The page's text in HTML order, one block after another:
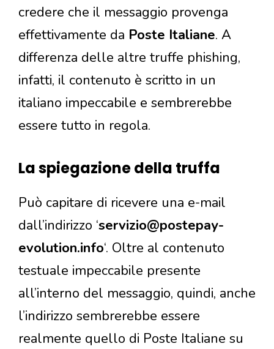
credere che il messaggio provenga
effettivamente da Poste Italiane. A
differenza delle altre truffe phishing,
infatti, il contenuto è scritto in un
italiano impeccabile e sembrerebbe
essere tutto in regola.
La spiegazione della truffa
Può capitare di ricevere una e-mail
dall’indirizzo ‘servizio@postepay-
evolution.info‘. Oltre al contenuto
testuale impeccabile presente
all’interno del messaggio, quindi, anche
l’indirizzo sembrerebbe essere
realmente quello di Poste Italiane su